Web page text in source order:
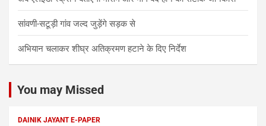
सांवणी-सटूड़ी गांव जल्द जुड़ेंगे सड़क से
अभियान चलाकर शीघ्र अतिक्रमण हटाने के दिए निर्देश
You may Missed
DAINIK JAYANT E-PAPER